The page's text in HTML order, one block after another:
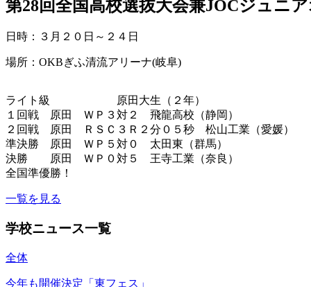
第28回全国高校選抜大会兼JOCジュニ
日時：３月２０日～２４日
場所：OKBぎふ清流アリーナ(岐阜)
ライト級 原田大生（２年）
１回戦 原田 ＷＰ３対２ 飛龍高校（静岡）
２回戦 原田 ＲＳＣ３Ｒ２分０５秒 松山工業（愛媛）
準決勝 原田 ＷＰ５対０ 太田東（群馬）
決勝 原田 ＷＰ０対５ 王寺工業（奈良）
全国準優勝！
一覧を見る
学校ニュース一覧
全体
今年も開催決定「東フェス」